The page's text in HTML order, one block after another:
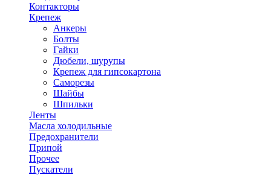
Контакторы
Крепеж
Анкеры
Болты
Гайки
Дюбели, шурупы
Крепеж для гипсокартона
Саморезы
Шайбы
Шпильки
Ленты
Масла холодильные
Предохранители
Припой
Прочее
Пускатели